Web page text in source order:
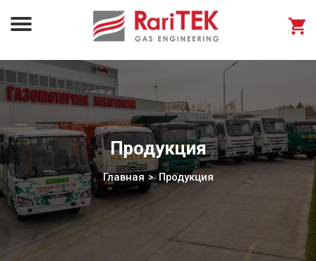
Продукция
Главная Продукция